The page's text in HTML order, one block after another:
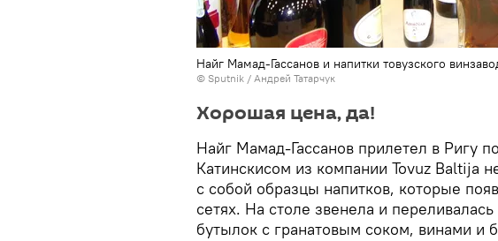
Найг Мамад-Гассанов и напитки товузского
© Sputnik / Андрей Татарчук
Хорошая цена, да!
Найг Мамад-Гассанов прилетел в Ригу
Катинскисом из компании Tovuz Baltija
с собой образцы напитков, которые
сетях. На столе звенела и
бутылок с гранатовым соком, винами и